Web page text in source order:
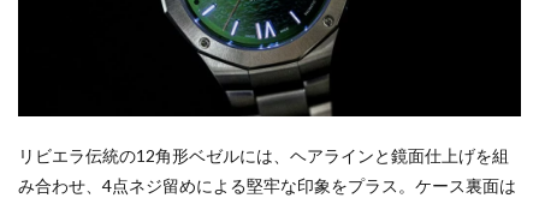
リビエラ伝統の12角形ベゼルには、ヘアラインと鏡面仕上げを組
み合わせ、4点ネジ留めによる堅牢な印象をプラス。ケース裏面は